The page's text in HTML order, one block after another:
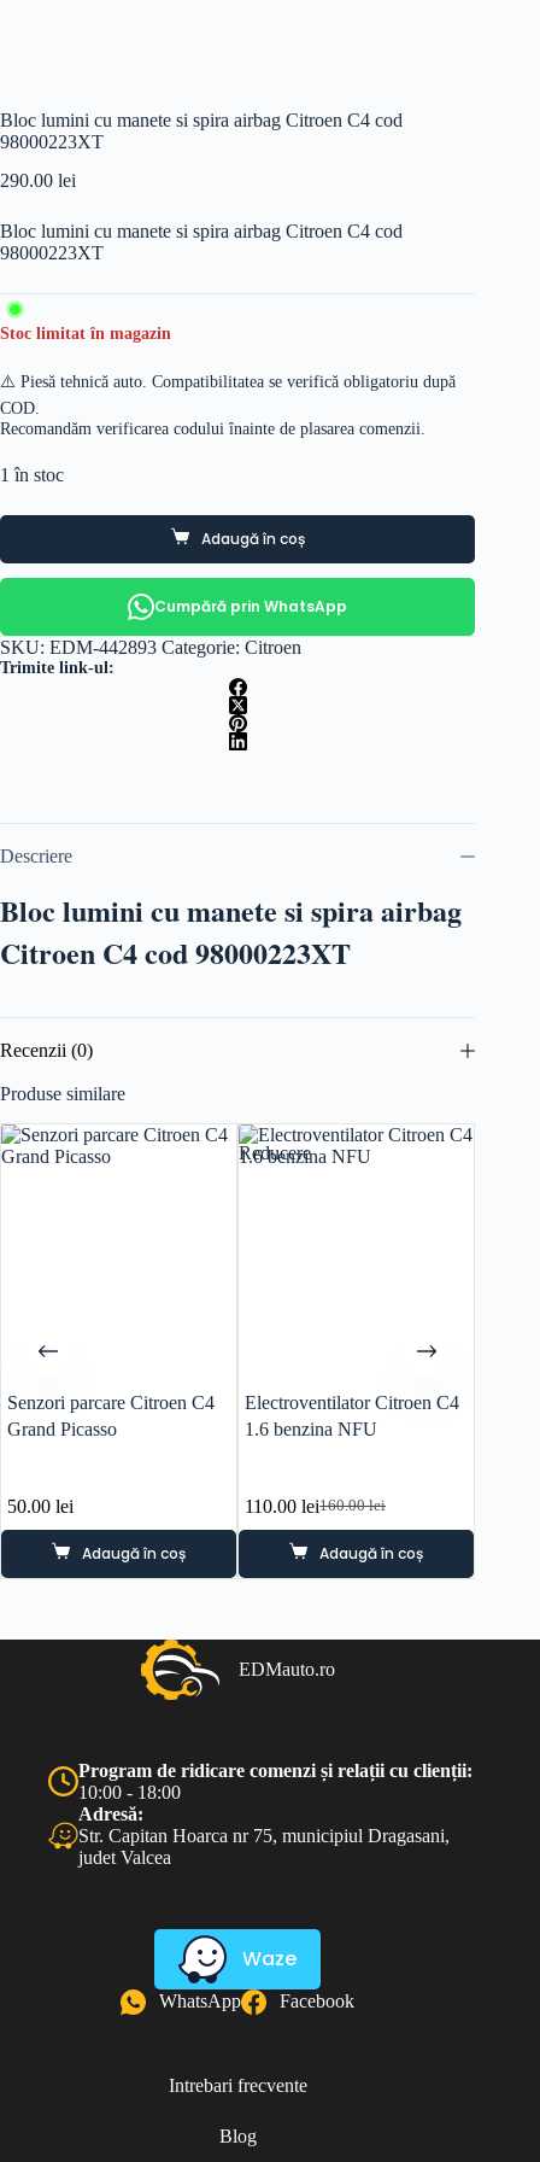
Bloc lumini cu manete si spira airbag Citroen C4 cod
98000223XT
290.00 lei
Bloc lumini cu manete si spira airbag Citroen C4 cod
98000223XT
Stoc limitat în magazin
⚠️ Piesă tehnică auto. Compatibilitatea se verifică obligatoriu după
COD.
Recomandăm verificarea codului înainte de plasarea comenzii.
1 în stoc
Adaugă în coș
Cumpără prin WhatsApp
SKU: EDM-442893 Categorie: Citroen
Trimite link-ul:
Descriere
Bloc lumini cu manete si spira airbag
Citroen C4 cod 98000223XT
Recenzii (0)
Produse similare
Senzori parcare Citroen C4
Grand Picasso
50.00 lei
Adaugă în coș
Reducere
Electroventilator Citroen C4
1.6 benzina NFU
160.00lei
Prețul
inițial
a
fost:
110.00leiPrețul
curent
este:
110.00 lei.
Adaugă în coș
EDMauto.ro
Program de ridicare comenzi și relații cu clienții:
10:00 - 18:00
Adresă:
Str. Capitan Hoarca nr 75, municipiul Dragasani,
judet Valcea
Waze
WhatsApp Facebook
Intrebari frecvente
Blog